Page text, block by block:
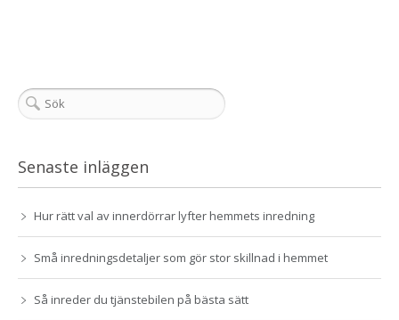
Senaste inläggen
Hur rätt val av innerdörrar lyfter hemmets inredning
Små inredningsdetaljer som gör stor skillnad i hemmet
Så inreder du tjänstebilen på bästa sätt